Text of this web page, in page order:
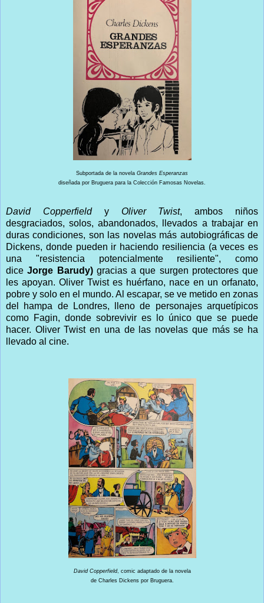
Subportada de la novela Grandes Esperanzas
diseñada por Bruguera para la Colección Famosas Novelas.
David Copperfieldy Oliver Twist, ambos niños
desgraciados, solos, abandonados, llevados a trabajar en
duras condiciones, son las novelas más autobiográficas de
Dickens, donde pueden ir haciendo resiliencia (a veces es
una "resistencia potencialmente resiliente", como
diceJorge Barudy)gracias a que surgen protectores que
les apoyan. Oliver Twist es huérfano, nace en un orfanato,
pobre y solo en el mundo. Al escapar, se ve metido en zonas
del hampa de Londres, lleno de personajes arquetípicos
como Fagin, donde sobrevivir es lo único que se puede
hacer. Oliver Twist en una de las novelas que más se ha
llevado al cine.
David Copperfield, comic adaptado de la novela
de Charles Dickens por Bruguera.